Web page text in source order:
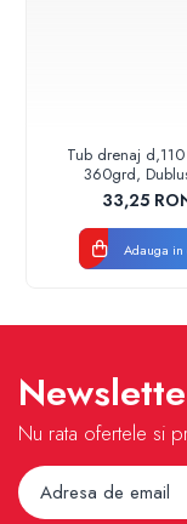
Tub drenaj
360grd,
verde/negru
33,25
Adauga in
Nu rata ofertele si